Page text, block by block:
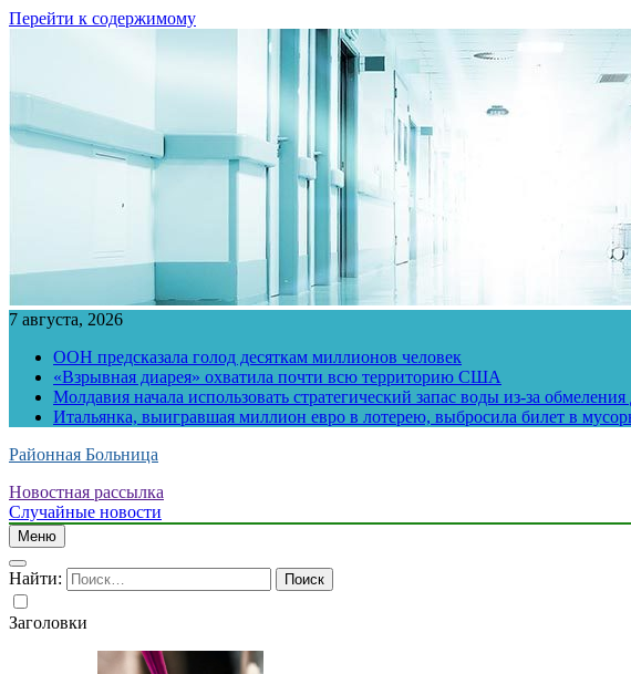
Перейти к содержимому
7 августа, 2026
ООН предсказала голод десяткам миллионов человек
«Взрывная диарея» охватила почти всю территорию США
Молдавия начала использовать стратегический запас воды из-за обмеления
Итальянка, выигравшая миллион евро в лотерею, выбросила билет в
Районная Больница
Новостная рассылка
Случайные новости
Меню
Найти:
Заголовки